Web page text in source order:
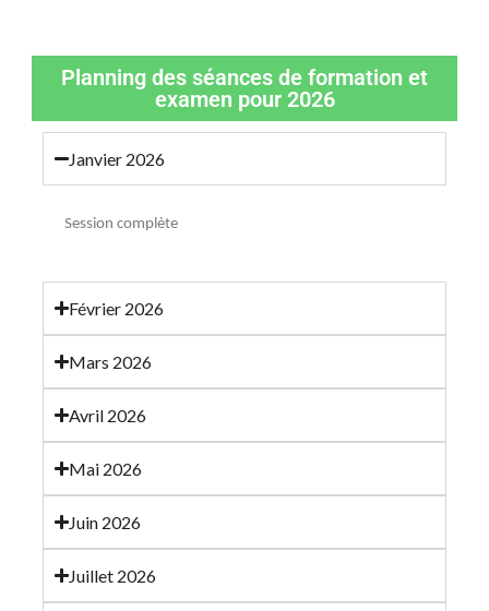
Planning des séances de formation et
examen pour 2026
Janvier 2026
Session complète
Février 2026
Mars 2026
Avril 2026
Mai 2026
Juin 2026
Juillet 2026